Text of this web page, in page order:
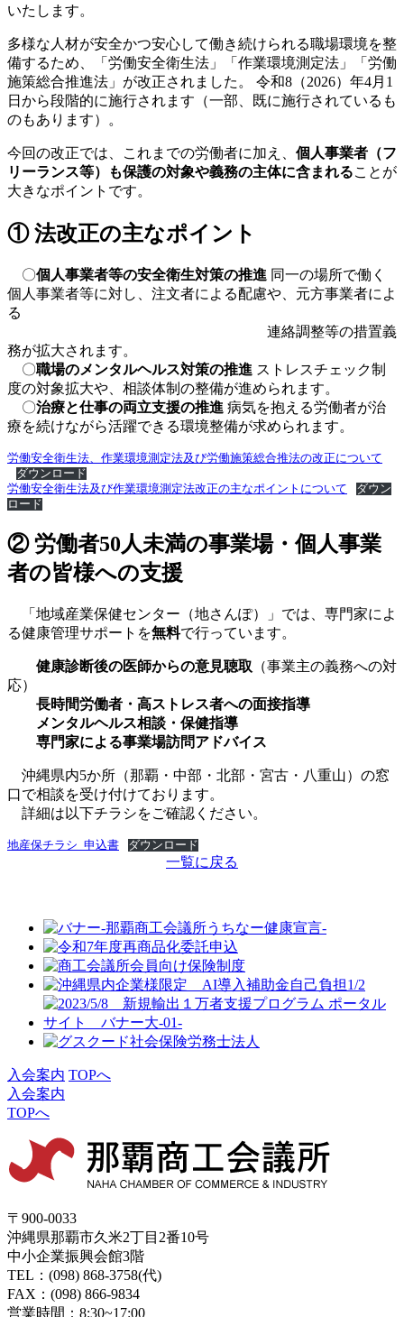
いたします。
多様な人材が安全かつ安心して働き続けられる職場環境を整
備するため、「労働安全衛生法」「作業環境測定法」「労働
施策総合推進法」が改正されました。 令和8（2026）年4月1
日から段階的に施行されます（一部、既に施行されているも
のもあります）。
今回の改正では、これまでの労働者に加え、 個人事業者（フ
リーランス等）も保護の対象や義務の主体に含まれることが
大きなポイントです。
① 法改正の主なポイント
〇個人事業者等の安全衛生対策の推進 同一の場所で働く
個人事業者等に対し、注文者による配慮や、元方事業者によ
る
連絡調整等の措置義
務が拡大されます。
〇職場のメンタルヘルス対策の推進 ストレスチェック制
度の対象拡大や、相談体制の整備が進められます。
〇治療と仕事の両立支援の推進 病気を抱える労働者が治
療を続けながら活躍できる環境整備が求められます。
労働安全衛生法、作業環境測定法及び労働施策総合推法の改正について
ダウンロード
労働安全衛生法及び作業環境測定法改正の主なポイントについて
ダウン
ロード
② 労働者50人未満の事業場・個人事業
者の皆様への支援
「地域産業保健センター（地さんぽ）」では、専門家によ
る健康管理サポートを無料で行っています。
健康診断後の医師からの意見聴取 （事業主の義務への対
応）
長時間労働者・高ストレス者への面接指導
メンタルヘルス相談・保健指導
専門家による事業場訪問アドバイス
沖縄県内5か所（那覇・中部・北部・宮古・八重山）の窓
口で相談を受け付けております。
詳細は以下チラシをご確認ください。
地産保チラシ_申込書 ダウンロード
一覧に戻る
入会案内 TOPへ
入会案内
TOPへ
〒900-0033
沖縄県那覇市久米2丁目2番10号
中小企業振興会館3階
TEL：(098) 868-3758(代)
FAX：(098) 866-9834
営業時間：8:30~17:00